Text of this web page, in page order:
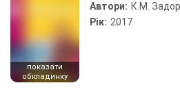
показати
обкладинку
Автори: К.М.
Рік: 2017